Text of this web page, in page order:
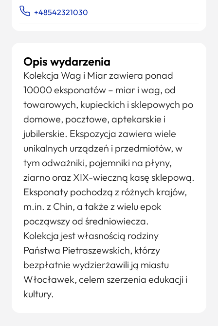
Opis wydarzenia
Kolekcja Wag i Miar zawiera ponad
10000 eksponatów – miar i wag, od
towarowych, kupieckich i sklepowych po
domowe, pocztowe, aptekarskie i
jubilerskie. Ekspozycja zawiera wiele
unikalnych urządzeń i przedmiotów, w
tym odważniki, pojemniki na płyny,
ziarno oraz XIX-wieczną kasę sklepową.
Eksponaty pochodzą z różnych krajów,
m.in. z Chin, a także z wielu epok
począwszy od średniowiecza.
Kolekcja jest własnością rodziny
Państwa Pietraszewskich, którzy
bezpłatnie wydzierżawili ją miastu
Włocławek, celem szerzenia edukacji i
kultury.
+48542321030